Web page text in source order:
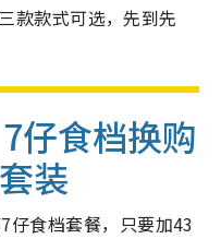
款款式可选，先到先
仔食档换购
装
仔食档套餐，只要加43